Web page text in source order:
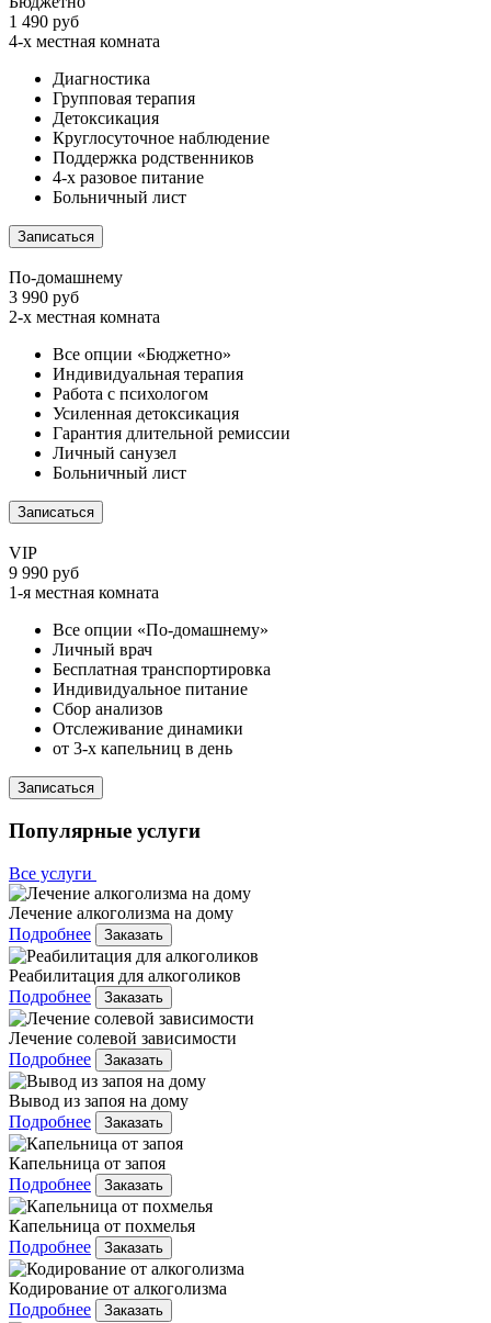
1 490 руб
4-х местная комната
Диагностика
Групповая терапия
Детоксикация
Круглосуточное наблюдение
Поддержка родственников
4-х разовое питание
Больничный лист
Записаться
По-домашнему
3 990 руб
2-х местная комната
Все опции «Бюджетно»
Индивидуальная терапия
Работа с психологом
Усиленная детоксикация
Гарантия длительной ремиссии
Личный санузел
Больничный лист
Записаться
VIP
9 990 руб
1-я местная комната
Все опции «По-домашнему»
Личный врач
Бесплатная транспортировка
Индивидуальное питание
Сбор анализов
Отслеживание динамики
от 3-х капельниц в день
Записаться
Популярные услуги
Все услуги
Лечение алкоголизма на дому
Подробнее
Заказать
Реабилитация для алкоголиков
Подробнее
Заказать
Лечение солевой зависимости
Подробнее
Заказать
Вывод из запоя на дому
Подробнее
Заказать
Капельница от запоя
Подробнее
Заказать
Капельница от похмелья
Подробнее
Заказать
Кодирование от алкоголизма
Подробнее
Заказать